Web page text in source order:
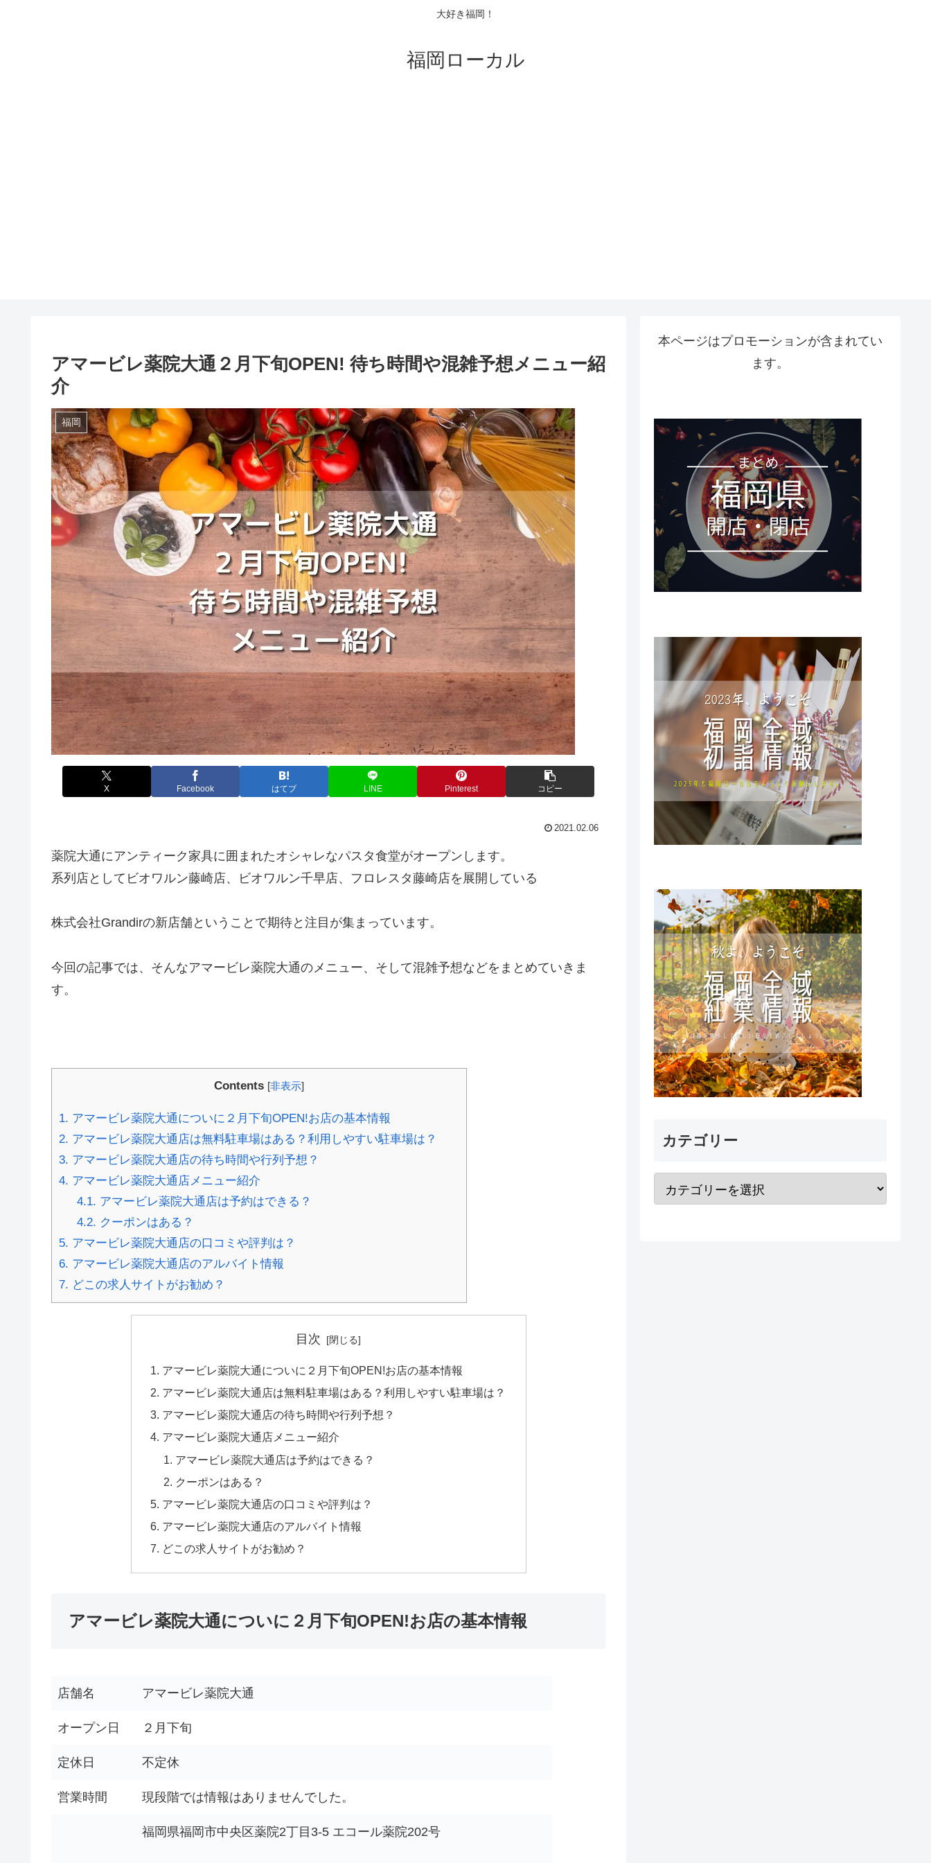
大好き福岡！
福岡ローカル
アマービレ薬院大通２月下旬OPEN! 待ち時間や混雑予想メニュー紹
介
福岡
X Facebook はてブ LINE Pinterest コピー
2021.02.06
薬院大通にアンティーク家具に囲まれたオシャレなパスタ食堂がオープンします。
系列店としてビオワルン藤崎店、ビオワルン千早店、フロレスタ藤崎店を展開している
株式会社Grandirの新店舗ということで期待と注目が集まっています。
今回の記事では、そんなアマービレ薬院大通のメニュー、そして混雑予想などをまとめていきま
す。
Contents [非表示]
1. アマービレ薬院大通についに２月下旬OPEN!お店の基本情報
2. アマービレ薬院大通店は無料駐車場はある？利用しやすい駐車場は？
3. アマービレ薬院大通店の待ち時間や行列予想？
4. アマービレ薬院大通店メニュー紹介
4.1. アマービレ薬院大通店は予約はできる？
4.2. クーポンはある？
5. アマービレ薬院大通店の口コミや評判は？
6. アマービレ薬院大通店のアルバイト情報
7. どこの求人サイトがお勧め？
目次
アマービレ薬院大通についに２月下旬OPEN!お店の基本情報
アマービレ薬院大通店は無料駐車場はある？利用しやすい駐車場は？
アマービレ薬院大通店の待ち時間や行列予想？
アマービレ薬院大通店メニュー紹介
アマービレ薬院大通店は予約はできる？
クーポンはある？
アマービレ薬院大通店の口コミや評判は？
アマービレ薬院大通店のアルバイト情報
どこの求人サイトがお勧め？
アマービレ薬院大通についに２月下旬OPEN!お店の基本情報
店舗名 アマービレ薬院大通
オープン日 ２月下旬
定休日 不定休
営業時間 現段階では情報はありませんでした。
福岡県福岡市中央区薬院2丁目3-5 エコール薬院202号
本ページはプロモーションが含まれてい
ます。
カテゴリー